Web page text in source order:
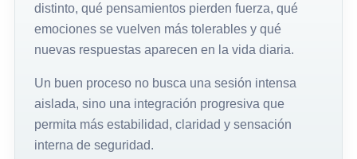
distinto, qué pensamientos pierden fuerza, qué
emociones se vuelven más tolerables y qué
nuevas respuestas aparecen en la vida diaria.
Un buen proceso no busca una sesión intensa
aislada, sino una integración progresiva que
permita más estabilidad, claridad y sensación
interna de seguridad.